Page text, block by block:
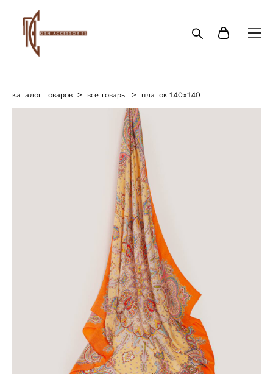
каталог товаров > все товары > платок 140х140